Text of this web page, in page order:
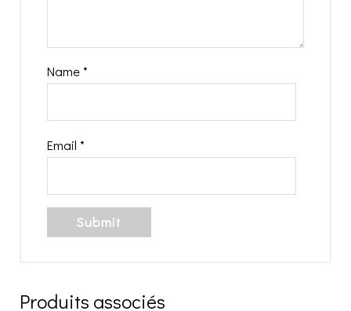
Name*
Email*
Produits associés